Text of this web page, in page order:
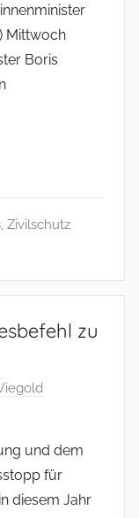
Mittwoch
Boris
, Zivilschutz
zu
und dem
für
diesem Jahr